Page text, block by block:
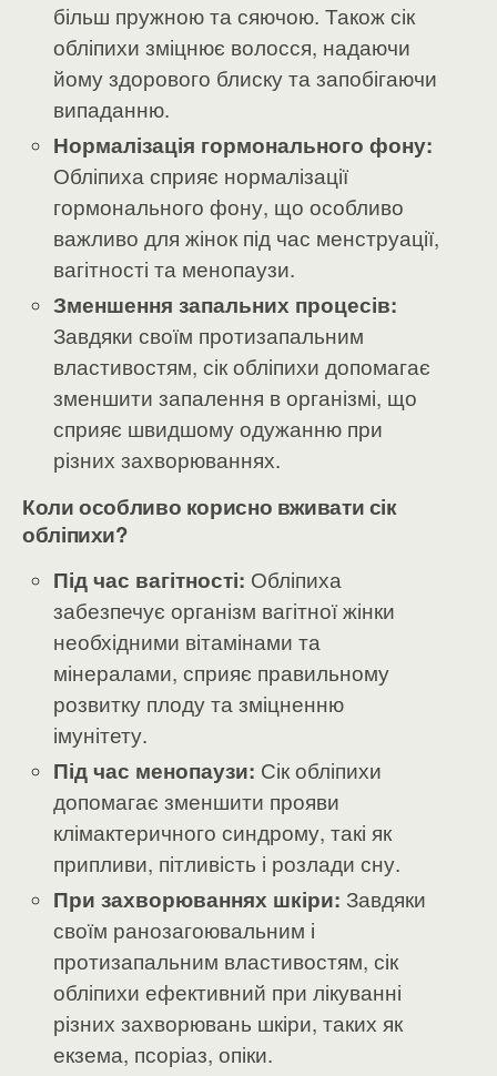
більш пружною та сяючою. Також сік
обліпихи зміцнює волосся, надаючи
йому здорового блиску та запобігаючи
випаданню.
Нормалізація гормонального фону:
Обліпиха сприяє нормалізації
гормонального фону, що особливо
важливо для жінок під час менструації,
вагітності та менопаузи.
Зменшення запальних процесів:
Завдяки своїм протизапальним
властивостям, сік обліпихи допомагає
зменшити запалення в організмі, що
сприяє швидшому одужанню при
різних захворюваннях.
Коли особливо корисно вживати сік
обліпихи?
Під час вагітності: Обліпиха
забезпечує організм вагітної жінки
необхідними вітамінами та
мінералами, сприяє правильному
розвитку плоду та зміцненню
імунітету.
Під час менопаузи: Сік обліпихи
допомагає зменшити прояви
клімактеричного синдрому, такі як
припливи, пітливість і розлади сну.
При захворюваннях шкіри: Завдяки
своїм ранозагоювальним і
протизапальним властивостям, сік
обліпихи ефективний при лікуванні
різних захворювань шкіри, таких як
екзема, псоріаз, опіки.